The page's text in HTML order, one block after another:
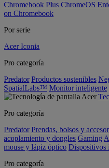
Chromebook Plus ChromeOS
on Chromebook
Por serie
Acer Iconia
Pro categoría
Predator Productos sostenibles
SpatialLabs™ Monitor inteligente
Pro categoría
Predator Prendas, bolsos y
acoplamiento y dongles Gaming
mouse y lápiz óptico Dispositivos
Pro categoría